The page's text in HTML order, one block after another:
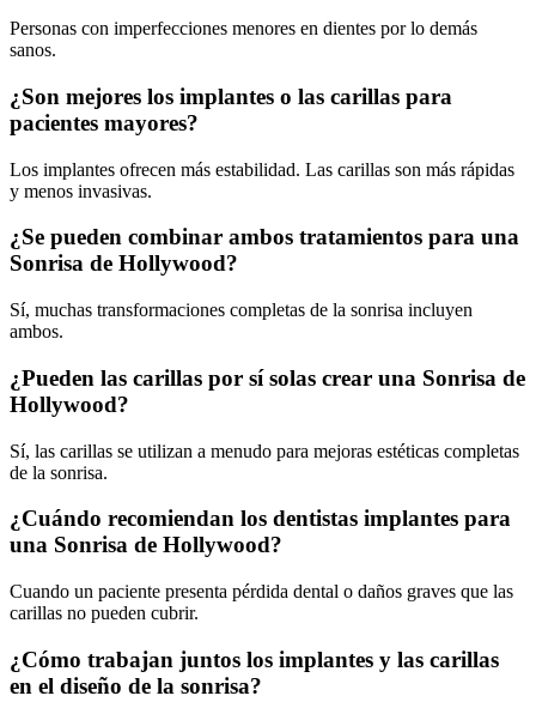
Personas con imperfecciones menores en dientes por lo demás
sanos.
¿Son mejores los implantes o las carillas para
pacientes mayores?
Los implantes ofrecen más estabilidad. Las carillas son más rápidas
y menos invasivas.
¿Se pueden combinar ambos tratamientos para una
Sonrisa de Hollywood?
Sí, muchas transformaciones completas de la sonrisa incluyen
ambos.
¿Pueden las carillas por sí solas crear una Sonrisa de
Hollywood?
Sí, las carillas se utilizan a menudo para mejoras estéticas completas
de la sonrisa.
¿Cuándo recomiendan los dentistas implantes para
una Sonrisa de Hollywood?
Cuando un paciente presenta pérdida dental o daños graves que las
carillas no pueden cubrir.
¿Cómo trabajan juntos los implantes y las carillas
en el diseño de la sonrisa?